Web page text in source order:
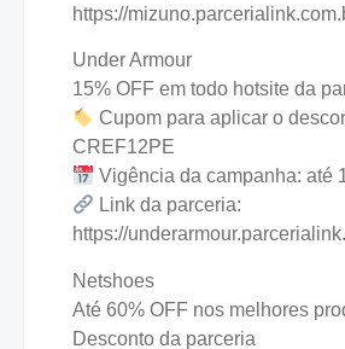
https://
Under Armour
15% OFF em todo hotsite da
Cupom para aplicar o
CREF12PE
Vigência da campanha: até
Link da parceria:
https://
Netshoes
Até 60% OFF nos melhores
Desconto da parceria